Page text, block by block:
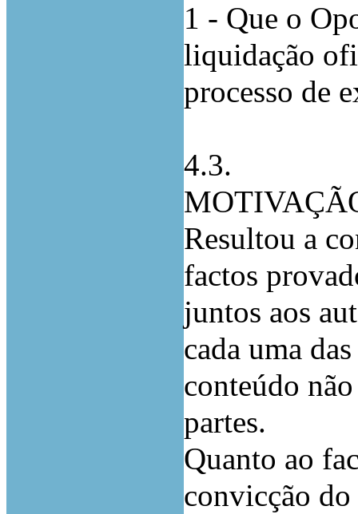
1 - Que o
liquidação
processo de
4.3.
Resultou a
factos
juntos aos
cada uma
conteúdo
partes.
Quanto ao
convicção